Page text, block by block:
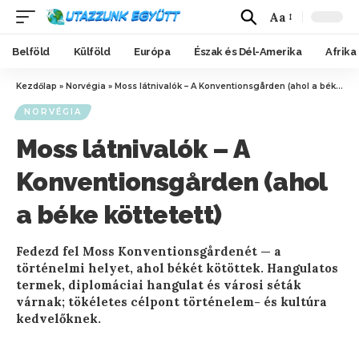
Aa
Belföld Külföld Európa Észak és Dél-Amerika Afrika
Kezdőlap » Norvégia » Moss látnivalók – A Konventionsgården (ahol a béke köttetett)
NORVÉGIA
Moss látnivalók – A
Konventionsgården (ahol
a béke köttetett)
Fedezd fel Moss Konventionsgårdenét — a
történelmi helyet, ahol békét kötöttek. Hangulatos
termek, diplomáciai hangulat és városi séták
várnak; tökéletes célpont történelem- és kultúra
kedvelőknek.